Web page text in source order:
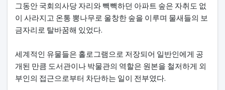
그동안 국회의사당 자리와 빽빽하던 아파트 숲은 자취도 없
이 사라지고 온통 뽕나무로 울창한 숲을 이루며 물새들의 보
금자리로 탈바꿈해 있었다.
세계적인 유물들은 홀로그램으로 저장되어 일반인에게 공
개된 만큼 도서관이나 박물관의 역할은 원본을 철저하게 외
부인의 접근으로부터 차단하는 일이 전부였다.